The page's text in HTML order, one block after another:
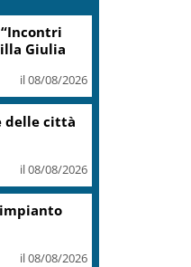
Giulia
il 08/08/2026
delle città
il 08/08/2026
il 08/08/2026